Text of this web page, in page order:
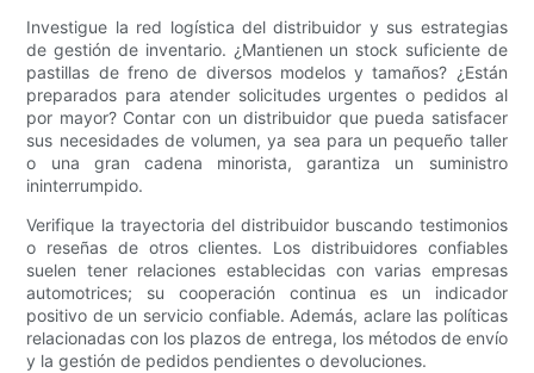
Investigue la red logística del distribuidor y sus estrategias
de gestión de inventario. ¿Mantienen un stock suficiente de
pastillas de freno de diversos modelos y tamaños? ¿Están
preparados para atender solicitudes urgentes o pedidos al
por mayor? Contar con un distribuidor que pueda satisfacer
sus necesidades de volumen, ya sea para un pequeño taller
o una gran cadena minorista, garantiza un suministro
ininterrumpido.
Verifique la trayectoria del distribuidor buscando testimonios
o reseñas de otros clientes. Los distribuidores confiables
suelen tener relaciones establecidas con varias empresas
automotrices; su cooperación continua es un indicador
positivo de un servicio confiable. Además, aclare las políticas
relacionadas con los plazos de entrega, los métodos de envío
y la gestión de pedidos pendientes o devoluciones.